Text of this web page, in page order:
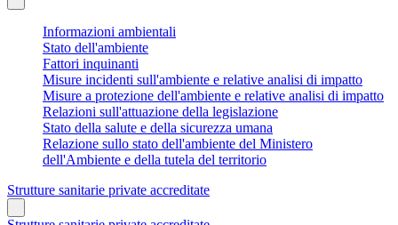
Informazioni ambientali
Stato dell'ambiente
Fattori inquinanti
Misure incidenti sull'ambiente e relative analisi di impatto
Misure a protezione dell'ambiente e relative analisi di impatto
Relazioni sull'attuazione della legislazione
Stato della salute e della sicurezza umana
Relazione sullo stato dell'ambiente del Ministero
dell'Ambiente e della tutela del territorio
Strutture sanitarie private accreditate